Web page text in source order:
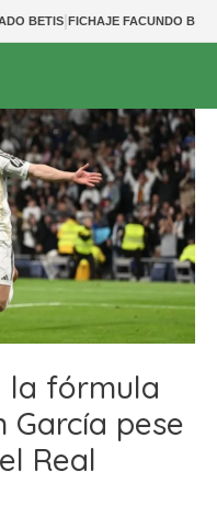
BETIS|FICHAJE FACUNDO
la fórmula
García pese
Real